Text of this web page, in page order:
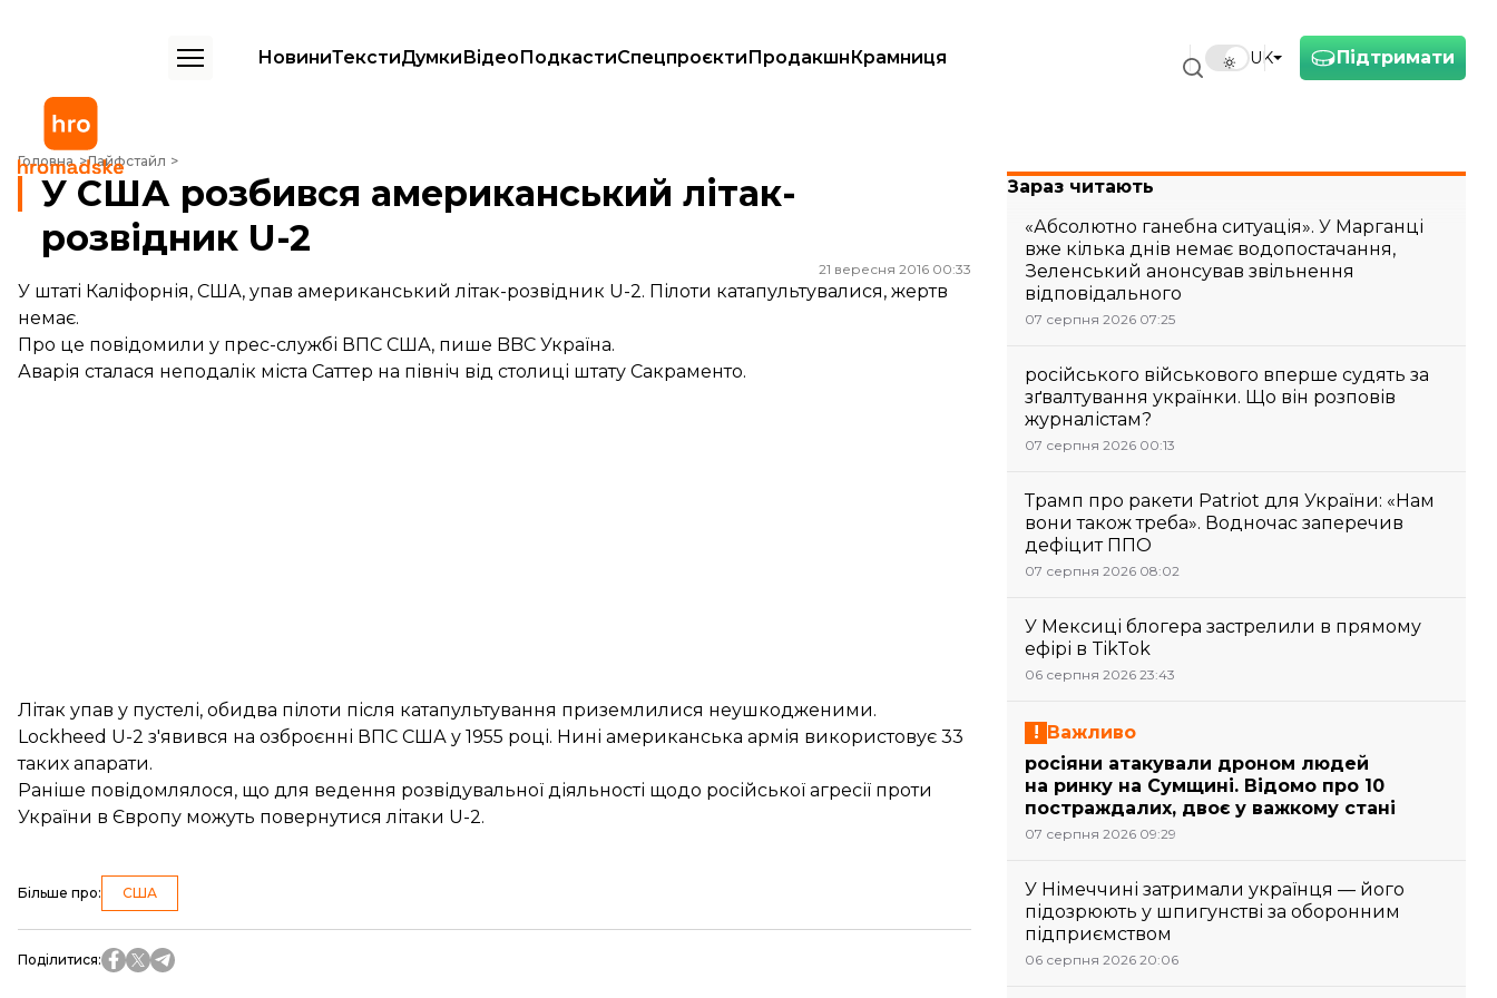
Підтримати
UK
НовиниТекстиДумкиВідеоПодкастиСпецпроєктиПродакшнКрамниця
Головна Лайфстайл
У США розбився американський літак-розвідник U-2
У США розбився американський літак-
розвідник U-2
21 вересня 2016 00:33
У штаті Каліфорнія, США, упав американський літак-розвідник U-2. Пілоти катапультувалися, жертв
немає.
Про це повідомили у прес-службі ВПС США, пише BBC Україна.
Аварія сталася неподалік міста Саттер на північ від столиці штату Сакраменто.
Літак упав у пустелі, обидва пілоти після катапультування приземлилися неушкодженими.
Lockheed U-2 з'явився на озброєнні ВПС США у 1955 році. Нині американська армія використовує 33
таких апарати.
Раніше повідомлялося, що для ведення розвідувальної діяльності щодо російської агресії проти
України в Європу можуть повернутися літаки U-2.
Більше про: США
Поділитися:
Зараз читають
«Абсолютно ганебна ситуація». У Марганці
вже кілька днів немає водопостачання,
Зеленський анонсував звільнення
відповідального
07 серпня 2026 07:25
російського військового вперше судять за
зґвалтування українки. Що він розповів
журналістам?
07 серпня 2026 00:13
Трамп про ракети Patriot для України: «Нам
вони також треба». Водночас заперечив
дефіцит ППО
07 серпня 2026 08:02
У Мексиці блогера застрелили в прямому
ефірі в TikTok
06 серпня 2026 23:43
Важливо
росіяни атакували дроном людей
на ринку на Сумщині. Відомо про 10
постраждалих, двоє у важкому стані
07 серпня 2026 09:29
У Німеччині затримали українця — його
підозрюють у шпигунстві за оборонним
підприємством
06 серпня 2026 20:06